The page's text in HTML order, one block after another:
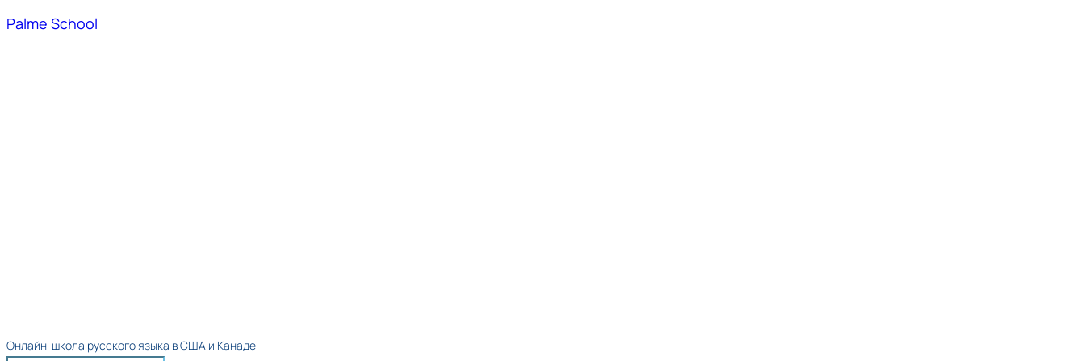
Palme School
Онлайн-школа русского языка в США и Канаде​